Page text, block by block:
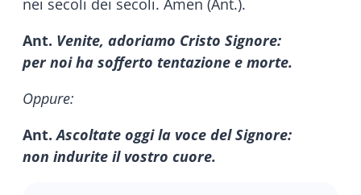
nei secoli dei secoli. Amen (Ant.).
Ant. Venite, adoriamo Cristo Signore:
per noi ha sofferto tentazione e morte.
Oppure:
Ant.Ascoltate oggi la voce del Signore:
non indurite il vostro cuore.